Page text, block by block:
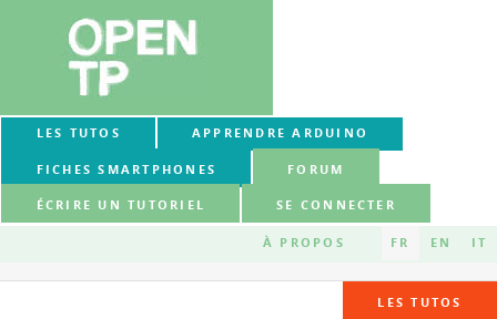
LES TUTOS APPRENDRE ARDUINO
FICHES SMARTPHONES FORUM
ÉCRIRE UN TUTORIEL SE CONNECTER
À PROPOS FR EN IT
LES TUTOS